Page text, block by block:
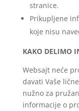
stranice.
Prikupljene
koje nisu
KAKO DELIMO
Websajt neće
davati Vaše
nužno za
informacije o